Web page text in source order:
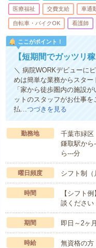
医療福祉 交費支給 車通
自転車・バイクOK 看護師
ここがポイント！
【短期間でガッツリ
＼ 病院WORKデビューに
めは簡単な業務からスタ
「家から徒歩圏内の施設
ットのスタッフがお仕事
払…つづきを見る
勤務地
千葉市緑区
鎌取駅から
ら---分
曜日頻度 シフト制
時間
【シフト
談ください
期間 即日～2ヶ
時給
無資格の方